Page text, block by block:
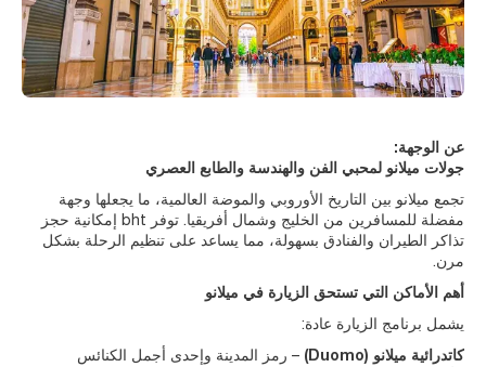
عن الوجهة:
جولات ميلانو لمحبي الفن والهندسة والطابع العصري
تجمع ميلانو بين التاريخ الأوروبي والموضة العالمية، ما يجعلها وجهة
مفضلة للمسافرين من الخليج وشمال أفريقيا. توفر bht إمكانية حجز
تذاكر الطيران والفنادق بسهولة، مما يساعد على تنظيم الرحلة بشكل
مرن.
أهم الأماكن التي تستحق الزيارة في ميلانو
يشمل برنامج الزيارة عادة:
كاتدرائية ميلانو (Duomo)
– رمز المدينة وإحدى أجمل الكنائس